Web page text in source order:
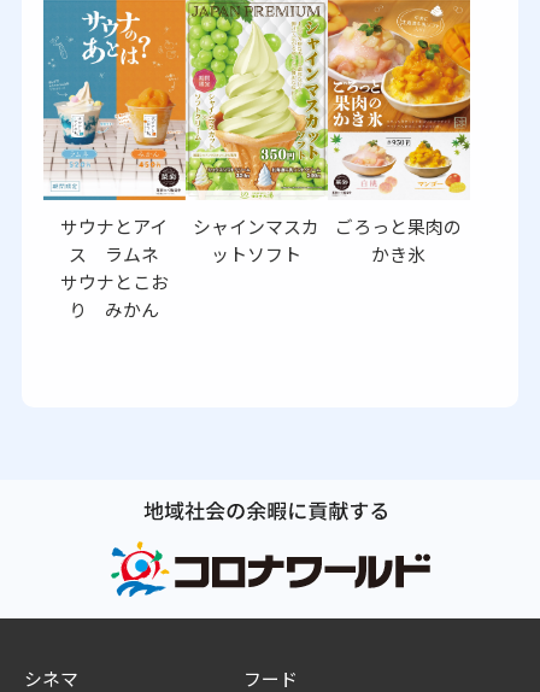
サウナとアイ
ス ラムネ
サウナとこお
り みかん
シャインマスカ
ットソフト
ごろっと果肉の
かき氷
シネマ
フード